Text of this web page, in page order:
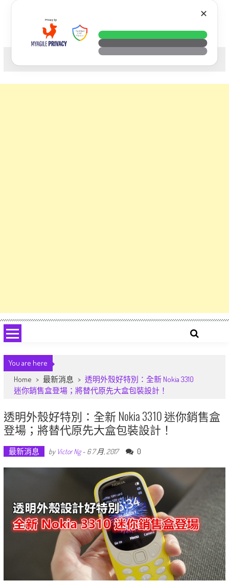
科技. 生活. 攝影.
You are here
Home > 最新消息 > 透明外殼好特別：全新 Nokia 3310
迷你銷售盒登場；將替代原先大盒包裝設計！
透明外殼好特別：全新 Nokia 3310 迷你銷售盒
登場；將替代原先大盒包裝設計！
最新消息 by Victor Ng- 6 7 月, 2017 0
✕